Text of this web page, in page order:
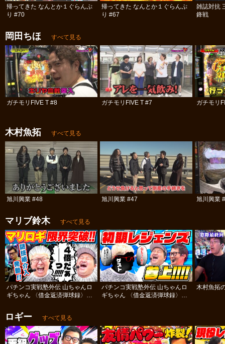
帰ってきた なんとか１ぐらんぷ
り #70
帰ってきた なんとか１ぐらんぷ
り #67
雑誌対抗
鋒戦
岡田ちほ すべて見る
ガチモリFIVE T #8 ガチモリFIVE T #7 ガチモリ
木村魚拓 すべて見る
旭川興業 #48 旭川興業 #47 旭川興業
マリブ鈴木 すべて見る
パチンコ実戦塾外伝 山ちゃんロ
ギちゃん 〈借金返済弾球録〉
パチンコ実戦塾外伝 山ちゃんロ
ギちゃん 〈借金返済弾球録〉
木村魚拓
ロギー すべて見る